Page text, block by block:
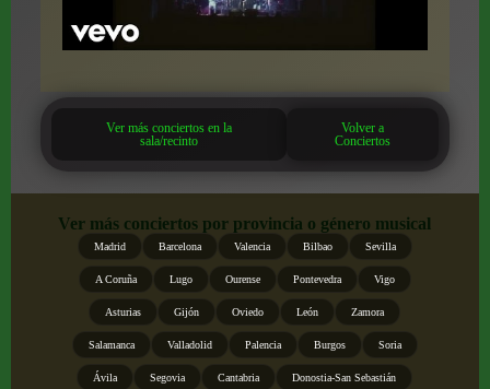
Ver más conciertos en la
sala/recinto
Volver a
Conciertos
Ver más conciertos por provincia o género musical
Madrid Barcelona Valencia Bilbao Sevilla
A Coruña Lugo Ourense Pontevedra Vigo
Asturias Gijón Oviedo León Zamora
Salamanca Valladolid Palencia Burgos Soria
Ávila Segovia Cantabria Donostia-San Sebastián